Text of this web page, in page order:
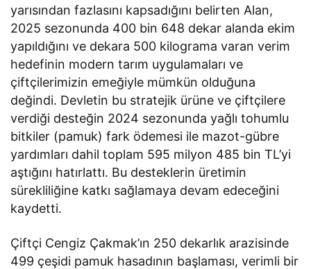
yarısından fazlasını kapsadığını belirten Alan,
2025 sezonunda 400 bin 648 dekar alanda ekim
yapıldığını ve dekara 500 kilograma varan verim
hedefinin modern tarım uygulamaları ve
çiftçilerimizin emeğiyle mümkün olduğuna
değindi. Devletin bu stratejik ürüne ve çiftçilere
verdiği desteğin 2024 sezonunda yağlı tohumlu
bitkiler (pamuk) fark ödemesi ile mazot-gübre
yardımları dahil toplam 595 milyon 485 bin TL’yi
aştığını hatırlattı. Bu desteklerin üretimin
sürekliliğine katkı sağlamaya devam edeceğini
kaydetti.
Çiftçi Cengiz Çakmak’ın 250 dekarlık arazisinde
499 çeşidi pamuk hasadının başlaması, verimli bir